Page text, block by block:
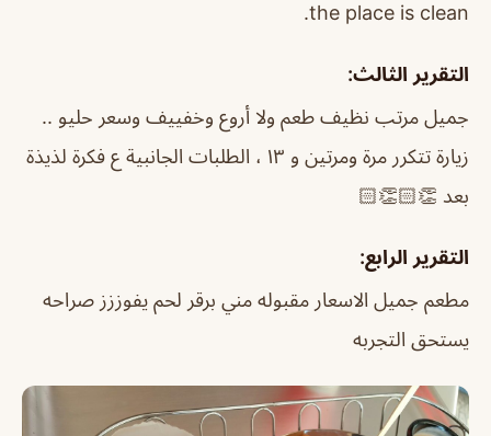
the place is clean.
التقرير الثالث:
جميل مرتب نظيف طعم ولا أروع وخفييف وسعر حليو ..
زيارة تتكرر مرة ومرتين و ١٣ ، الطلبات الجانبية ع فكرة لذيذة
بعد 👏🏻👏🏻
التقرير الرابع:
مطعم جميل الاسعار مقبوله مني برقر لحم يفوززز صراحه
يستحق التجربه